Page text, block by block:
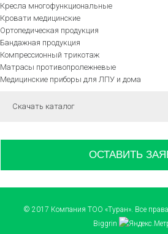
Кресла многофункциональные
Кровати медицинские
Ортопедическая продукция
Бандажная продукция
Компрессионный трикотаж
Матрасы противопролежневые
Медицинские приборы для ЛПУ и дома
Скачать каталог
ОСТАВИТЬ
© 2017 Компания ТОО «Туран». Все
Biggrin